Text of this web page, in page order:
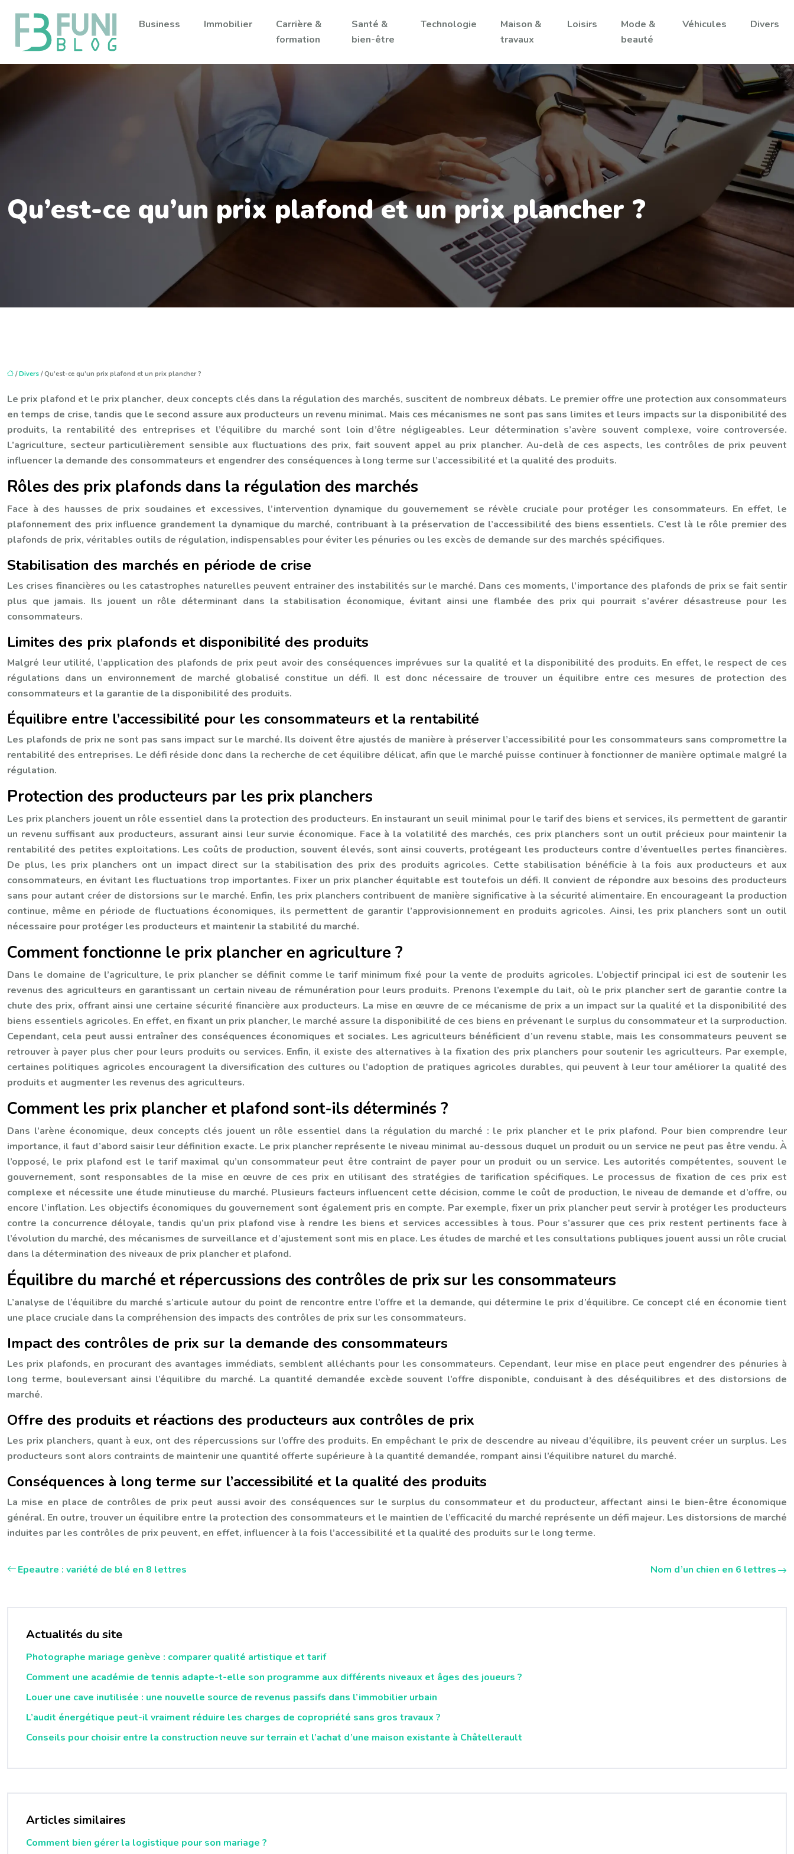
Business Immobilier
Carrière &
formation
Santé &
bien-être
Technologie
Maison &
travaux
Loisirs
Mode &
beauté
Véhicules Divers
Qu’est-ce qu’un prix plafond et un prix plancher ?
/Divers / Qu’est-ce qu’un prix plafond et un prix plancher ?
Le prix plafond et le prix plancher, deux concepts clés dans la régulation des marchés, suscitent de nombreux débats. Le premier offre une protection aux consommateurs
en temps de crise, tandis que le second assure aux producteurs un revenu minimal. Mais ces mécanismes ne sont pas sans limites et leurs impacts sur la disponibilité des
produits, la rentabilité des entreprises et l’équilibre du marché sont loin d’être négligeables. Leur détermination s’avère souvent complexe, voire controversée.
L’agriculture, secteur particulièrement sensible aux fluctuations des prix, fait souvent appel au prix plancher. Au-delà de ces aspects, les contrôles de prix peuvent
influencer la demande des consommateurs et engendrer des conséquences à long terme sur l’accessibilité et la qualité des produits.
Rôles des prix plafonds dans la régulation des marchés
Face à des hausses de prix soudaines et excessives, l’intervention dynamique du gouvernement se révèle cruciale pour protéger les consommateurs. En effet, le
plafonnement des prix influence grandement la dynamique du marché, contribuant à la préservation de l’accessibilité des biens essentiels. C’est là le rôle premier des
plafonds de prix, véritables outils de régulation, indispensables pour éviter les pénuries ou les excès de demande sur des marchés spécifiques.
Stabilisation des marchés en période de crise
Les crises financières ou les catastrophes naturelles peuvent entrainer des instabilités sur le marché. Dans ces moments, l’importance des plafonds de prix se fait sentir
plus que jamais. Ils jouent un rôle déterminant dans la stabilisation économique, évitant ainsi une flambée des prix qui pourrait s’avérer désastreuse pour les
consommateurs.
Limites des prix plafonds et disponibilité des produits
Malgré leur utilité, l’application des plafonds de prix peut avoir des conséquences imprévues sur la qualité et la disponibilité des produits. En effet, le respect de ces
régulations dans un environnement de marché globalisé constitue un défi. Il est donc nécessaire de trouver un équilibre entre ces mesures de protection des
consommateurs et la garantie de la disponibilité des produits.
Équilibre entre l’accessibilité pour les consommateurs et la rentabilité
Les plafonds de prix ne sont pas sans impact sur le marché. Ils doivent être ajustés de manière à préserver l’accessibilité pour les consommateurs sans compromettre la
rentabilité des entreprises. Le défi réside donc dans la recherche de cet équilibre délicat, afin que le marché puisse continuer à fonctionner de manière optimale malgré la
régulation.
Protection des producteurs par les prix planchers
Les prix planchers jouent un rôle essentiel dans la protection des producteurs. En instaurant un seuil minimal pour le tarif des biens et services, ils permettent de garantir
un revenu suffisant aux producteurs, assurant ainsi leur survie économique. Face à la volatilité des marchés, ces prix planchers sont un outil précieux pour maintenir la
rentabilité des petites exploitations. Les coûts de production, souvent élevés, sont ainsi couverts, protégeant les producteurs contre d’éventuelles pertes financières.
De plus, les prix planchers ont un impact direct sur la stabilisation des prix des produits agricoles. Cette stabilisation bénéficie à la fois aux producteurs et aux
consommateurs, en évitant les fluctuations trop importantes. Fixer un prix plancher équitable est toutefois un défi. Il convient de répondre aux besoins des producteurs
sans pour autant créer de distorsions sur le marché. Enfin, les prix planchers contribuent de manière significative à la sécurité alimentaire. En encourageant la production
continue, même en période de fluctuations économiques, ils permettent de garantir l’approvisionnement en produits agricoles. Ainsi, les prix planchers sont un outil
nécessaire pour protéger les producteurs et maintenir la stabilité du marché.
Comment fonctionne le prix plancher en agriculture ?
Dans le domaine de l’agriculture, le prix plancher se définit comme le tarif minimum fixé pour la vente de produits agricoles. L’objectif principal ici est de soutenir les
revenus des agriculteurs en garantissant un certain niveau de rémunération pour leurs produits. Prenons l’exemple du lait, où le prix plancher sert de garantie contre la
chute des prix, offrant ainsi une certaine sécurité financière aux producteurs. La mise en œuvre de ce mécanisme de prix a un impact sur la qualité et la disponibilité des
biens essentiels agricoles. En effet, en fixant un prix plancher, le marché assure la disponibilité de ces biens en prévenant le surplus du consommateur et la surproduction.
Cependant, cela peut aussi entraîner des conséquences économiques et sociales. Les agriculteurs bénéficient d’un revenu stable, mais les consommateurs peuvent se
retrouver à payer plus cher pour leurs produits ou services. Enfin, il existe des alternatives à la fixation des prix planchers pour soutenir les agriculteurs. Par exemple,
certaines politiques agricoles encouragent la diversification des cultures ou l’adoption de pratiques agricoles durables, qui peuvent à leur tour améliorer la qualité des
produits et augmenter les revenus des agriculteurs.
Comment les prix plancher et plafond sont-ils déterminés ?
Dans l’arène économique, deux concepts clés jouent un rôle essentiel dans la régulation du marché : le prix plancher et le prix plafond. Pour bien comprendre leur
importance, il faut d’abord saisir leur définition exacte. Le prix plancher représente le niveau minimal au-dessous duquel un produit ou un service ne peut pas être vendu. À
l’opposé, le prix plafond est le tarif maximal qu’un consommateur peut être contraint de payer pour un produit ou un service. Les autorités compétentes, souvent le
gouvernement, sont responsables de la mise en œuvre de ces prix en utilisant des stratégies de tarification spécifiques. Le processus de fixation de ces prix est
complexe et nécessite une étude minutieuse du marché. Plusieurs facteurs influencent cette décision, comme le coût de production, le niveau de demande et d’offre, ou
encore l’inflation. Les objectifs économiques du gouvernement sont également pris en compte. Par exemple, fixer un prix plancher peut servir à protéger les producteurs
contre la concurrence déloyale, tandis qu’un prix plafond vise à rendre les biens et services accessibles à tous. Pour s’assurer que ces prix restent pertinents face à
l’évolution du marché, des mécanismes de surveillance et d’ajustement sont mis en place. Les études de marché et les consultations publiques jouent aussi un rôle crucial
dans la détermination des niveaux de prix plancher et plafond.
Équilibre du marché et répercussions des contrôles de prix sur les consommateurs
L’analyse de l’équilibre du marché s’articule autour du point de rencontre entre l’offre et la demande, qui détermine le prix d’équilibre. Ce concept clé en économie tient
une place cruciale dans la compréhension des impacts des contrôles de prix sur les consommateurs.
Impact des contrôles de prix sur la demande des consommateurs
Les prix plafonds, en procurant des avantages immédiats, semblent alléchants pour les consommateurs. Cependant, leur mise en place peut engendrer des pénuries à
long terme, bouleversant ainsi l’équilibre du marché. La quantité demandée excède souvent l’offre disponible, conduisant à des déséquilibres et des distorsions de
marché.
Offre des produits et réactions des producteurs aux contrôles de prix
Les prix planchers, quant à eux, ont des répercussions sur l’offre des produits. En empêchant le prix de descendre au niveau d’équilibre, ils peuvent créer un surplus. Les
producteurs sont alors contraints de maintenir une quantité offerte supérieure à la quantité demandée, rompant ainsi l’équilibre naturel du marché.
Conséquences à long terme sur l’accessibilité et la qualité des produits
La mise en place de contrôles de prix peut aussi avoir des conséquences sur le surplus du consommateur et du producteur, affectant ainsi le bien-être économique
général. En outre, trouver un équilibre entre la protection des consommateurs et le maintien de l’efficacité du marché représente un défi majeur. Les distorsions de marché
induites par les contrôles de prix peuvent, en effet, influencer à la fois l’accessibilité et la qualité des produits sur le long terme.
Epeautre : variété de blé en 8 lettres Nom d’un chien en 6 lettres
Actualités du site
Photographe mariage genève : comparer qualité artistique et tarif
Comment une académie de tennis adapte-t-elle son programme aux différents niveaux et âges des joueurs ?
Louer une cave inutilisée : une nouvelle source de revenus passifs dans l’immobilier urbain
L’audit énergétique peut-il vraiment réduire les charges de copropriété sans gros travaux ?
Conseils pour choisir entre la construction neuve sur terrain et l’achat d’une maison existante à Châtellerault
Articles similaires
Comment bien gérer la logistique pour son mariage ?